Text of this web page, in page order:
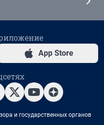
App Store
и государственных органов